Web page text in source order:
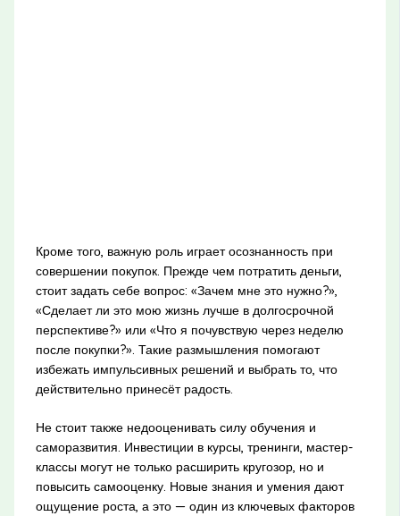
Кроме того, важную роль играет осознанность при
совершении покупок. Прежде чем потратить деньги,
стоит задать себе вопрос: «Зачем мне это нужно?»,
«Сделает ли это мою жизнь лучше в долгосрочной
перспективе?» или «Что я почувствую через неделю
после покупки?». Такие размышления помогают
избежать импульсивных решений и выбрать то, что
действительно принесёт радость.
Не стоит также недооценивать силу обучения и
саморазвития. Инвестиции в курсы, тренинги, мастер-
классы могут не только расширить кругозор, но и
повысить самооценку. Новые знания и умения дают
ощущение роста, а это — один из ключевых факторов